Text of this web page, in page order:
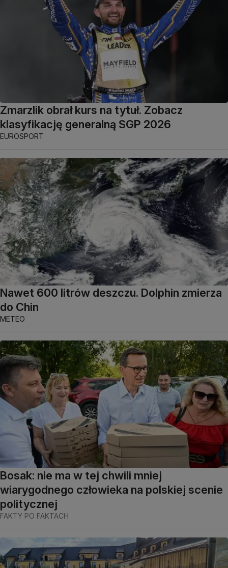
Zmarzlik obrał kurs na tytuł. Zobacz
klasyfikację generalną SGP 2026
EUROSPORT
Nawet 600 litrów deszczu. Dolphin zmierza
do Chin
METEO
Bosak: nie ma w tej chwili mniej
wiarygodnego człowieka na polskiej scenie
politycznej
FAKTY PO FAKTACH